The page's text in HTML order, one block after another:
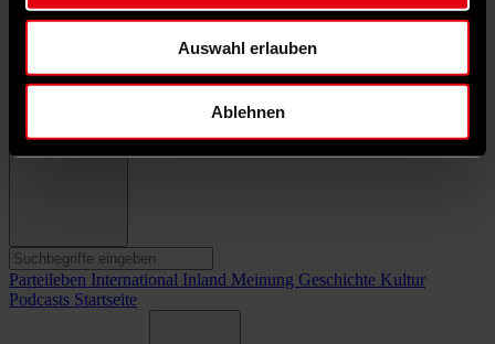
Auswahl erlauben
Ablehnen
Parteileben International Inland Meinung Geschichte Kultur
Podcasts Startseite